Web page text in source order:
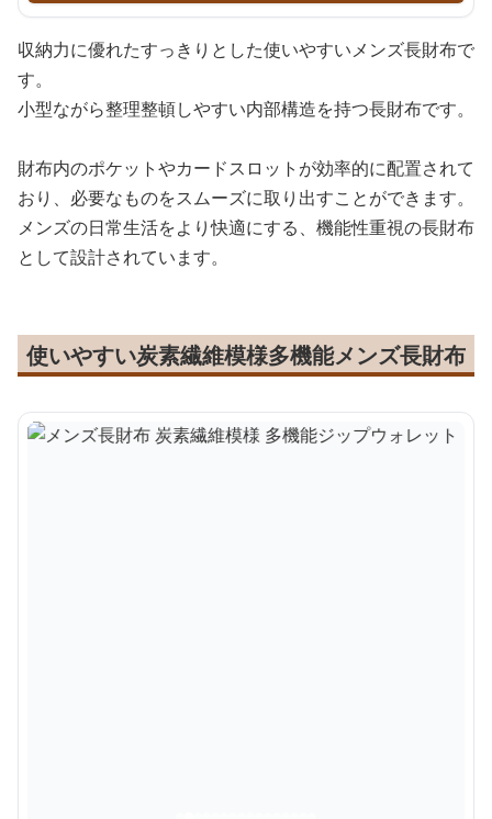
収納力に優れたすっきりとした使いやすいメンズ長財布で
す。
小型ながら整理整頓しやすい内部構造を持つ長財布です。
財布内のポケットやカードスロットが効率的に配置されて
おり、必要なものをスムーズに取り出すことができます。
メンズの日常生活をより快適にする、機能性重視の長財布
として設計されています。
使いやすい炭素繊維模様多機能メンズ長財布